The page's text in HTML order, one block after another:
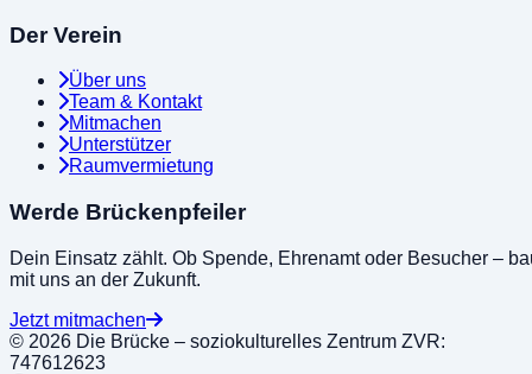
Der Verein
Über uns
Team & Kontakt
Mitmachen
Unterstützer
Raumvermietung
Werde Brückenpfeiler
Dein Einsatz zählt. Ob Spende, Ehrenamt oder Besucher –
mit uns an der Zukunft.
Jetzt mitmachen
© 2026 Die Brücke – soziokulturelles Zentrum ZVR:
747612623